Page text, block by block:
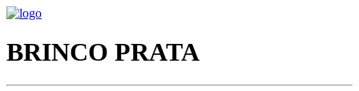
BRINCO PRATA